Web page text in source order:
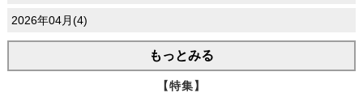
2026年04月(4)
もっとみる
【特集】